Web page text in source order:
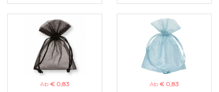
Ab € 0,83
Ab € 0,83